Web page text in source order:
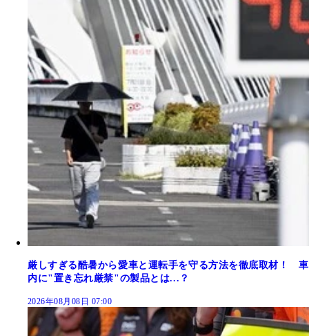
厳しすぎる酷暑から愛車と運転手を守る方法を徹底取材！ 車
内に"置き忘れ厳禁"の製品とは...？
2026年08月08日 07:00